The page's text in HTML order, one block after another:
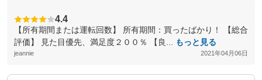
4.4
【所有期間または運転回数】 所有期間：買ったばかり！ 【総合
評価】 見た目優先、満足度２００％ 【良...
もっと見る
jeannie 2021年04月06日